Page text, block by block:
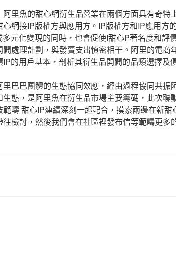
阿里魚的甜心網衍生品營業在兩個方面具有奇特
心網接IP版權方與應用方。IP版權方和IP應用方
元化變現的同時，也會促使I甜心P著名度和評
闢處理計劃，與發賣支出慎密相干。阿里的電商
的用戶基本，剖析其衍生品開闢的品類選擇及
里巴巴團體的生態協同效應，經由過程協同共振
生態，是阿里魚在衍生品市場主要籌碼，此次
範疇甜心IP連續深刻一起配合，摸索兩邊在新甜
往檢討，然後我們會在社區裡發布信等範疇更多